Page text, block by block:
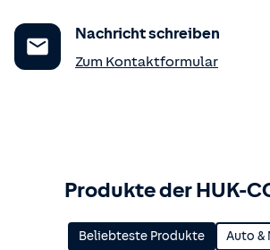
Nachricht schreiben
Zum Kontaktformular
Produkte der HUK-
Beliebteste Produkte Auto